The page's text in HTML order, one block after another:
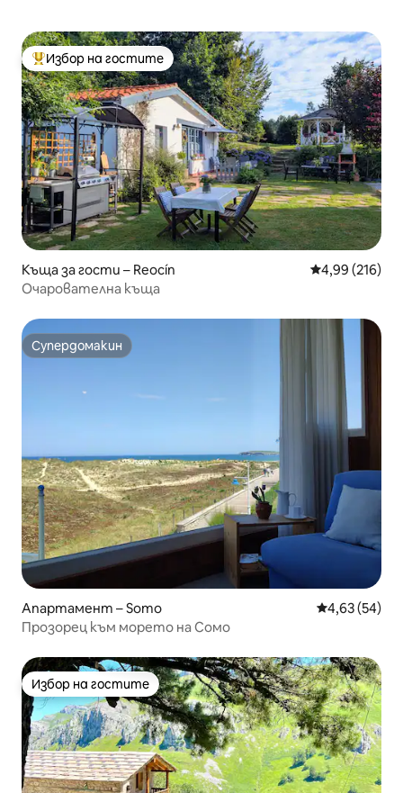
Най-популярен избор на гостите
Избор на гостите
Къща за гости – Reocín Средна
4,99 (216)
Очарователна къща
Супердомакин
Супердомакин
Апартамент – Somo Средна
4,63 (54)
Прозорец към морето на Сомо
Избор на гостите
Избор на гостите